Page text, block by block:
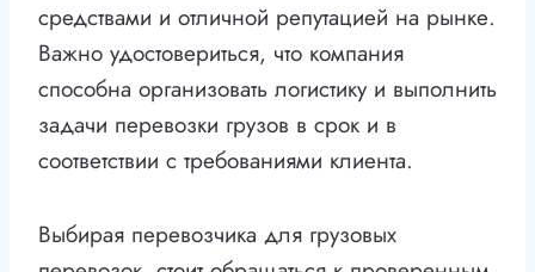
средствами и отличной репутацией на рынке.
Важно удостовериться, что компания
способна организовать логистику и выполнить
задачи перевозки грузов в срок и в
соответствии с требованиями клиента.
Выбирая перевозчика для грузовых